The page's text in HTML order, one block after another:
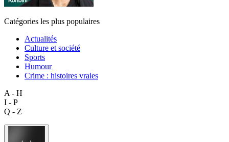
Catégories les plus populaires
Actualités
Culture et société
Sports
Humour
Crime : histoires vraies
A - H
I - P
Q - Z